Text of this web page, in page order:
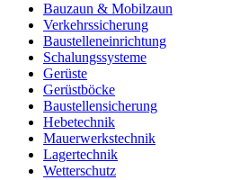
Bauzaun & Mobilzaun
Verkehrssicherung
Baustelleneinrichtung
Schalungssysteme
Gerüste
Gerüstböcke
Baustellensicherung
Hebetechnik
Mauerwerkstechnik
Lagertechnik
Wetterschutz